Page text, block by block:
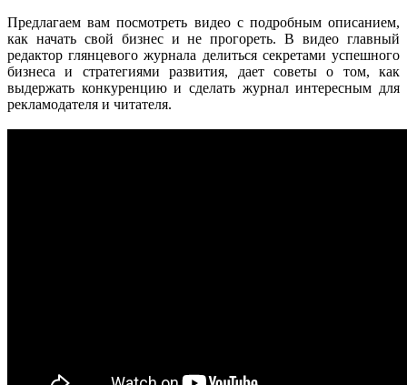
Предлагаем вам посмотреть видео с подробным описанием,
как начать свой бизнес и не прогореть. В видео главный
редактор глянцевого журнала делиться секретами успешного
бизнеса и стратегиями развития, дает советы о том, как
выдержать конкуренцию и сделать журнал интересным для
рекламодателя и читателя.